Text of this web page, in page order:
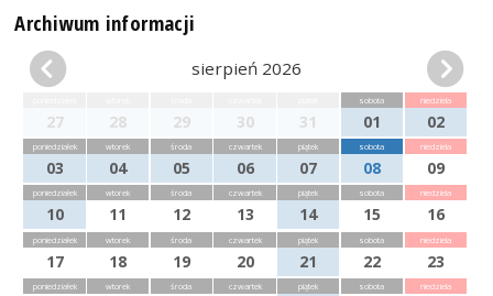
Archiwum informacji
sierpień 2026
27 28 29 30 31
sobota
01
niedziela
02
poniedziałek
03
wtorek
04
środa
05
czwartek
06
piątek
07
sobota
08
niedziela
09
poniedziałek
10
wtorek
11
środa
12
czwartek
13
piątek
14
sobota
15
niedziela
16
poniedziałek
17
wtorek
18
środa
19
czwartek
20
piątek
21
sobota
22
niedziela
23
poniedziałek wtorek środa czwartek piątek sobota niedziela